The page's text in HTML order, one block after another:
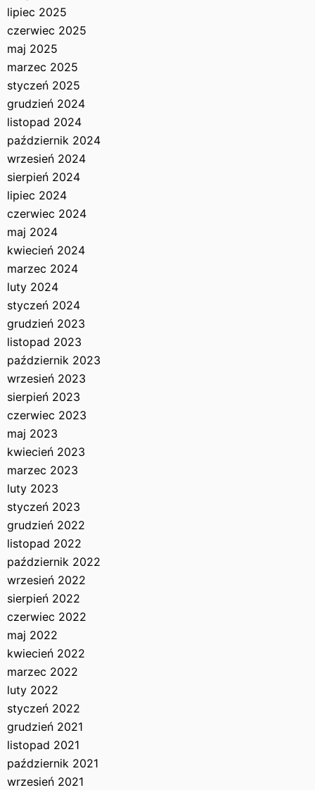
lipiec 2025
czerwiec 2025
maj 2025
marzec 2025
styczeń 2025
grudzień 2024
listopad 2024
październik 2024
wrzesień 2024
sierpień 2024
lipiec 2024
czerwiec 2024
maj 2024
kwiecień 2024
marzec 2024
luty 2024
styczeń 2024
grudzień 2023
listopad 2023
październik 2023
wrzesień 2023
sierpień 2023
czerwiec 2023
maj 2023
kwiecień 2023
marzec 2023
luty 2023
styczeń 2023
grudzień 2022
listopad 2022
październik 2022
wrzesień 2022
sierpień 2022
czerwiec 2022
maj 2022
kwiecień 2022
marzec 2022
luty 2022
styczeń 2022
grudzień 2021
listopad 2021
październik 2021
wrzesień 2021